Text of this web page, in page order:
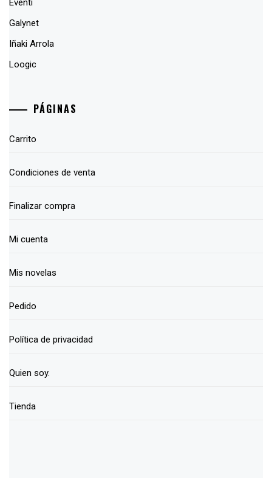
Eventi
Galynet
Iñaki Arrola
Loogic
PÁGINAS
Carrito
Condiciones de venta
Finalizar compra
Mi cuenta
Mis novelas
Pedido
Política de privacidad
Quien soy.
Tienda